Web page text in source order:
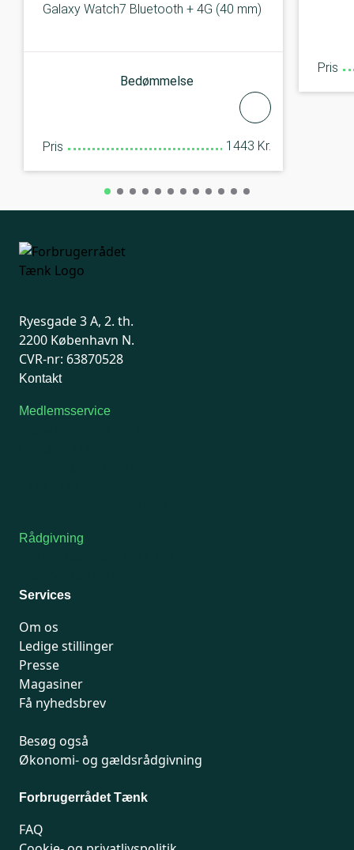
Galaxy Watch7 Bluetooth + 4G (40 mm)
Bedømmelse
Pris 1443 Kr.
Pris
Ryesgade 3 A, 2. th.
2200 København N.
CVR-nr: 63870528
Kontakt
Medlemsservice
Rådgivning
Services
Om os
Ledige stillinger
Presse
Magasiner
Få nyhedsbrev
Besøg også
Økonomi- og gældsrådgivning
Forbrugerrådet Tænk
FAQ